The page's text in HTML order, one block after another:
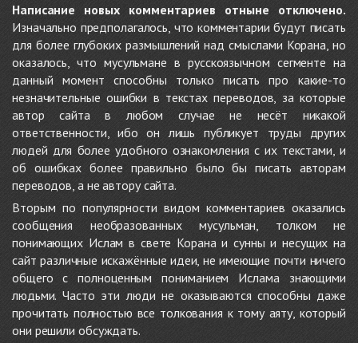
Написание новых комментариев отныне отключено.
Изначально предполагалось, что комментарии будут писать
для более глубоких размышлений над смыслами Корана, но
оказалось, что мусульмане в русскоязычном сегменте на
данный момент способны только писать про какие-то
незначительные ошибки в текстах переводов, за которые
автор сайта в любом случае не несёт никакой
ответственности, ибо он лишь публикует труды других
людей для более удобного ознакомления с их текстами, и
об ошибках более правильно было бы писать авторам
переводов, а не автору сайта.
Вторым по популярности видом комментариев оказались
сообщения необразованных мусульман, толком не
понимающих Ислам в свете Корана и сунны и несущих на
сайт различные искажённые идеи, не имеющие почти ничего
общего с полноценным пониманием Ислама знающими
людьми. Часто эти люди не оказываются способны даже
прочитать полностью все толкования к тому аяту, который
они решили обсуждать.